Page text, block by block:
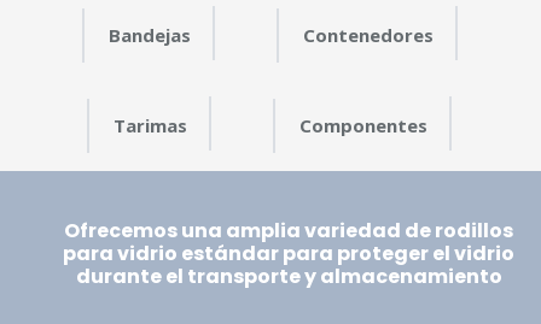
Bandejas Contenedores
Tarimas Componentes
Ofrecemos una amplia variedad de rodillos
para vidrio estándar para proteger el vidrio
durante el transporte y almacenamiento